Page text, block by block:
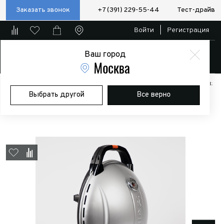
Заказать звонок +7 (391) 229-55-44 Тест-драйв
Ваш город
Москва
Выбрать другой Все верно
Войти Регистрация
Главная Магазин Дополнительное оборудование
Аксессуары:
Полезные мелочи
Гриль газовый O-GRILL 900МT bicolor черный-
серебристый (в комплекте адаптер тип А)